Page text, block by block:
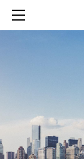
生成
生成AIとの「